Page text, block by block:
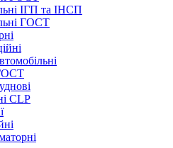
ІГП та ІНСП
ГОСТ
CLP